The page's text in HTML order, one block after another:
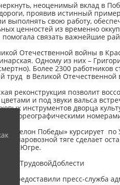
неоценимый вклад в
проявив истинный
выполнять свою работу,
ценностей из временно
помогала связать важнейшие
Отечественной войны в
Одному из них –
Более 2300 работников
труд в Великой Отечественной
реконструкция позволит
и под звуки вальса
инструментов дворца
и хореографическими
Победы» курсирует по
на паровозной тяге сделает
Югре.
предоставили пресс-служба